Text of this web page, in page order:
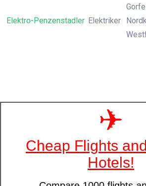
Elektro-Penzenstadler Elektriker